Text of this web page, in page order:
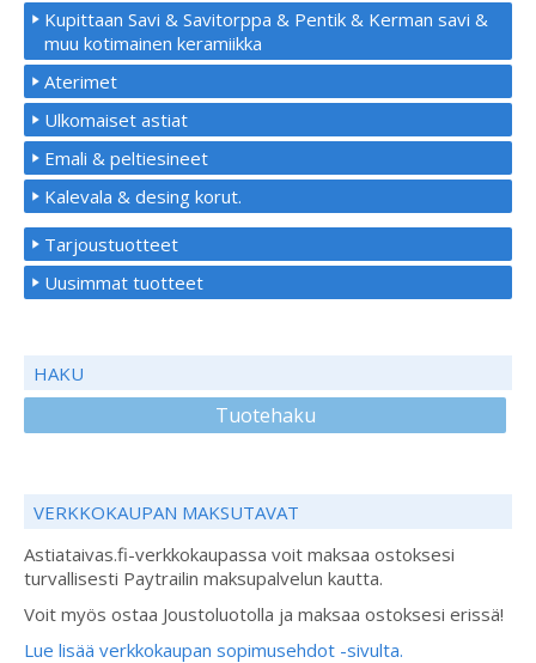
Kupittaan Savi & Savitorppa & Pentik & Kerman savi &
muu kotimainen keramiikka
Aterimet
Ulkomaiset astiat
Emali & peltiesineet
Kalevala & desing korut.
Tarjoustuotteet
Uusimmat tuotteet
HAKU
Tuotehaku
VERKKOKAUPAN MAKSUTAVAT
Astiataivas.fi-verkkokaupassa voit maksaa ostoksesi
turvallisesti Paytrailin maksupalvelun kautta.
Voit myös ostaa Joustoluotolla ja maksaa ostoksesi erissä!
Lue lisää verkkokaupan sopimusehdot -sivulta.